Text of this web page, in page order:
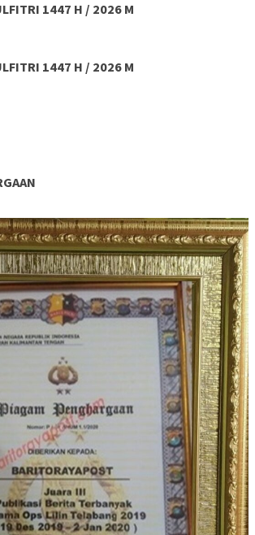
1447 H / 2026 M
1447 H / 2026 M